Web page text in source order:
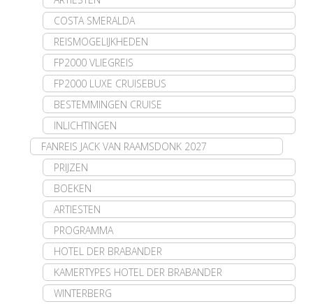
COSTA SMERALDA
REISMOGELIJKHEDEN
FP2000 VLIEGREIS
FP2000 LUXE CRUISEBUS
BESTEMMINGEN CRUISE
INLICHTINGEN
FANREIS JACK VAN RAAMSDONK 2027
PRIJZEN
BOEKEN
ARTIESTEN
PROGRAMMA
HOTEL DER BRABANDER
KAMERTYPES HOTEL DER BRABANDER
WINTERBERG